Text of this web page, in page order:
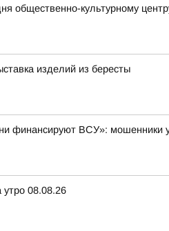
общественно-культурному
изделий из бересты
финансируют ВСУ»: мошенники
утро 08.08.26